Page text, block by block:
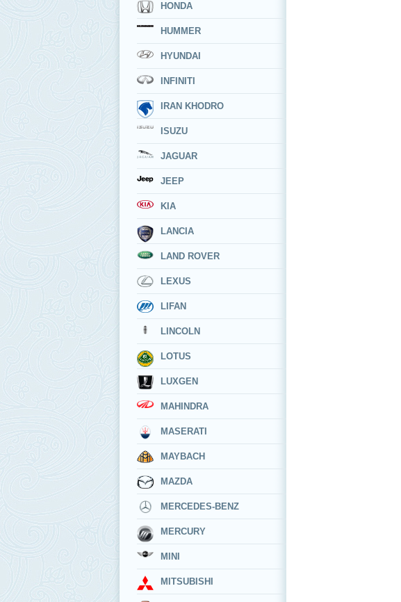
HONDA
HUMMER
HYUNDAI
INFINITI
IRAN KHODRO
ISUZU
JAGUAR
JEEP
KIA
LANCIA
LAND ROVER
LEXUS
LIFAN
LINCOLN
LOTUS
LUXGEN
MAHINDRA
MASERATI
MAYBACH
MAZDA
MERCEDES-BENZ
MERCURY
MINI
MITSUBISHI